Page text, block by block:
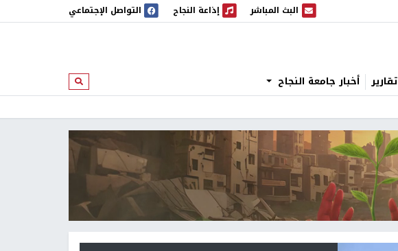
البث المباشر
البث المباشر إذاعة النجاح
إذاعة النجاح التواصل الإجتماعي
تقارير أخبار جامعة النجاح ابحث